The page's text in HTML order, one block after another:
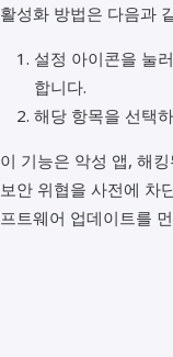
활성화 방법은 다음과
설정 아이콘을 눌
합니다.
해당 항목을 선택
이 기능은 악성 앱, 해
보안 위협을 사전에 차
프트웨어 업데이트를